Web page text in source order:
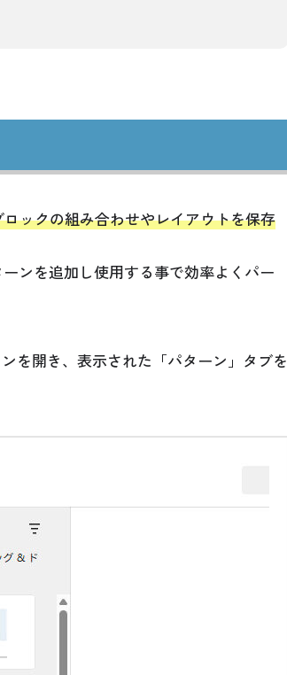
ックの組み合わせやレイアウトを保存
ンを追加し使用する事で効率よくパー
を開き、表示された「パターン」タブを